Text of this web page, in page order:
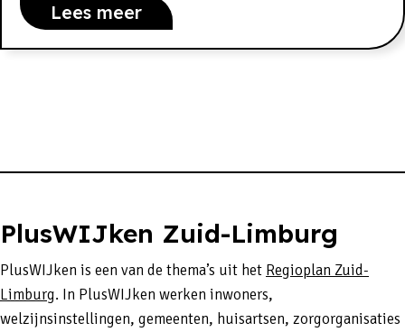
Lees meer
PlusWIJken Zuid-Limburg
PlusWIJken is een van de thema’s uit het Regioplan Zuid-
Limburg. In PlusWIJken werken inwoners,
welzijnsinstellingen, gemeenten, huisartsen, zorgorganisaties